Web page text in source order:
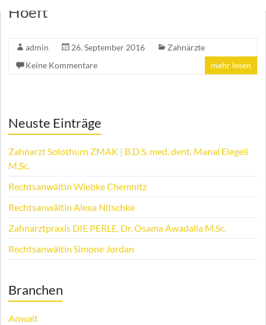
Hoeft
admin 26. September 2016
Zahnärzte
Keine Kommentare
mehr lesen
Neuste Einträge
Zahnarzt Solothurn ZMAK | B.D.S. med. dent. Manal Elegeli
M.Sc.
Rechtsanwältin Wiebke Chemnitz
Rechtsanwältin Alexa Nitschke
Zahnarztpraxis DIE PERLE, Dr. Osama Awadalla M.Sc.
Rechtsanwältin Simone Jordan
Branchen
Anwalt